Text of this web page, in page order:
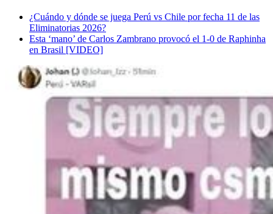
¿Cuándo y dónde se juega Perú vs Chile por fecha 11 de las
Eliminatorias 2026?
Esta ‘mano’ de Carlos Zambrano provocó el 1-0 de Raphinha
en Brasil [VIDEO]